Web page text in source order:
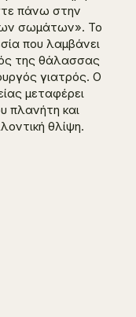
πάνω στην
σωμάτων». Το
που λαμβάνει
της θάλασσας
γιατρός. Ο
μεταφέρει
πλανήτη και
θλίψη.